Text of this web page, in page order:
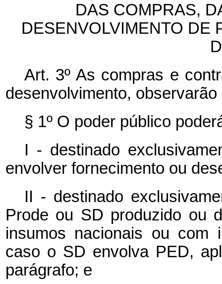
DAS COMPRAS,
DESENVOLVIMENTO DE
Art. 3º As compras e
desenvolvimento,
§ 1º O poder público
I - destinado
envolver fornecimento ou
II - destinado
Prode ou SD produzido ou
insumos nacionais ou com
caso o SD envolva PED,
parágrafo; e